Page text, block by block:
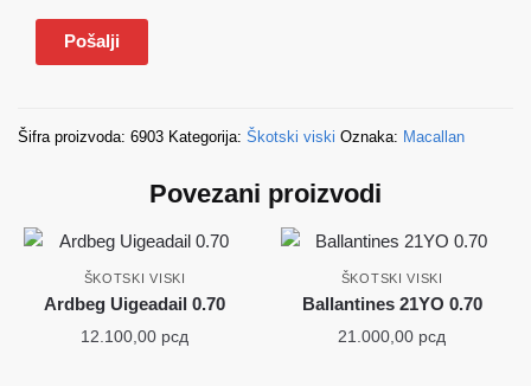
Šifra proizvoda: 6903 Kategorija: Škotski viski Oznaka: Macallan
Povezani proizvodi
ŠKOTSKI VISKI
Ardbeg Uigeadail 0.70
12.100,00 рсд
ŠKOTSKI VISKI
Ballantines 21YO 0.70
21.000,00 рсд